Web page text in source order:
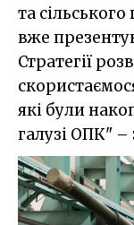
та
вже
Стратегії
які були
галузі ОПК" –